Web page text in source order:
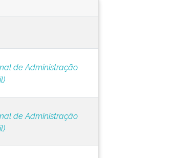
de Administração
de Administração